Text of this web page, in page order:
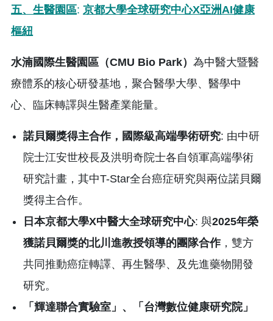
五、生醫園區: 京都大學全球研究中心X亞洲 AI健康
樞紐
水湳國際生醫園區（CMU Bio Park） 為中醫大暨醫
療體系的核心研發基地，聚合醫學大學、醫學中
心、臨床轉譯與生醫產業能量。
諾貝爾獎得主合作，國際級高端學術研究: 由中研
院士江安世校長及洪明奇院士各自領軍高端學術
研究計畫，其中T-Star全台癌症研究與兩位諾貝爾
獎得主合作。
日本京都大學X中醫大全球研究中心: 與2025年榮
獲諾貝爾獎的北川進教授領導的團隊合作，雙方
共同推動癌症轉譯、再生醫學、及先進藥物開發
研究。
「輝達聯合實驗室」、「台灣數位健康研究院」